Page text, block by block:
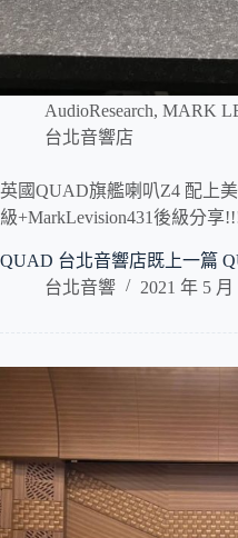
AudioResearch, MARK
台北音響店
英國QUAD旗艦喇叭Z4 配上美
級+MarkLevision431後級分享
QUAD 台北音響店既上一篇
台北音響
2021 年 5 月